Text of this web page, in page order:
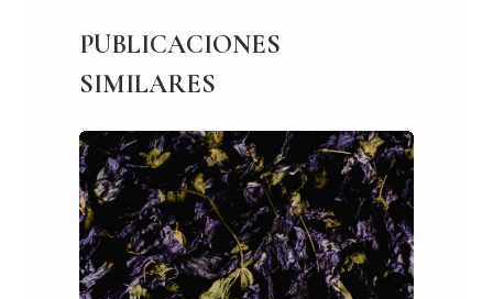
PUBLICACIONES
SIMILARES